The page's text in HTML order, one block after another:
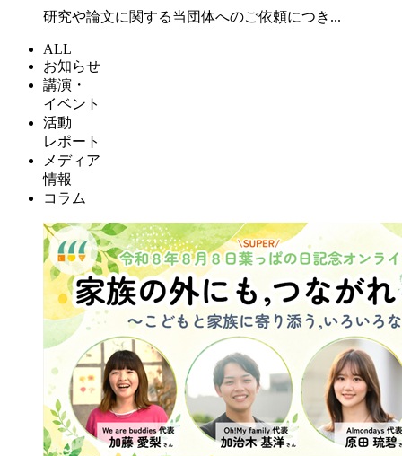
研究や論文に関する当団体へのご依頼につき...
ALL
お知らせ
講演・
イベント
活動
レポート
メディア
情報
コラム